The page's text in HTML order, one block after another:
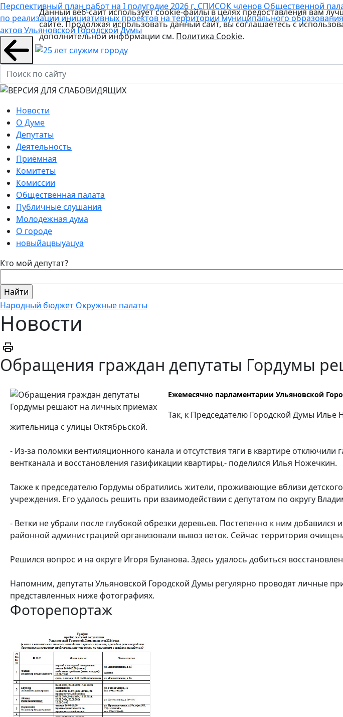
Перспективный план работ на I полугодие 2026 г.СПИСОК членов Общественной
по реализации инициативных проектов на территории муниципального
актов Ульяновской Городской Думы
Новости
О Думе
Депутаты
Деятельность
Приёмная
Комитеты
Комиссии
Общественная палата
Публичные слушания
Молодежная дума
О городе
новыйацвыуацуа
Кто мой депутат?
Народный бюджет Окружные палаты
Новости
Обращения граждан депутаты Гордумы
Ежемесячно парламентарии Ульяновской
Так, к Председателю Городской Думы Илье
жительница с улицы Октябрьской.
- Из-за поломки вентиляционного канала и отсутствия тяги в квартире
вентканала и восстановления газификации квартиры,- поделился Илья Ножечкин.
Также к председателю Гордумы обратились жители, проживающие вблизи
учреждения. Его удалось решить при взаимодействии с депутатом по округу
- Ветки не убрали после глубокой обрезки деревьев. Постепенно к ним
районной администрацией организовали вывоз веток. Сейчас территория
Решился вопрос и на округе Игоря Буланова. Здесь удалось добиться
Напомним, депутаты Ульяновской Городской Думы регулярно проводят личные
представленных ниже фотографиях.
Фоторепортаж
Данный веб-сайт использует cookie-файлы в целях предоставления вам
сайте. Продолжая использовать данный сайт, вы соглашаетесь с
дополнительной информации см. Политика Cookie.